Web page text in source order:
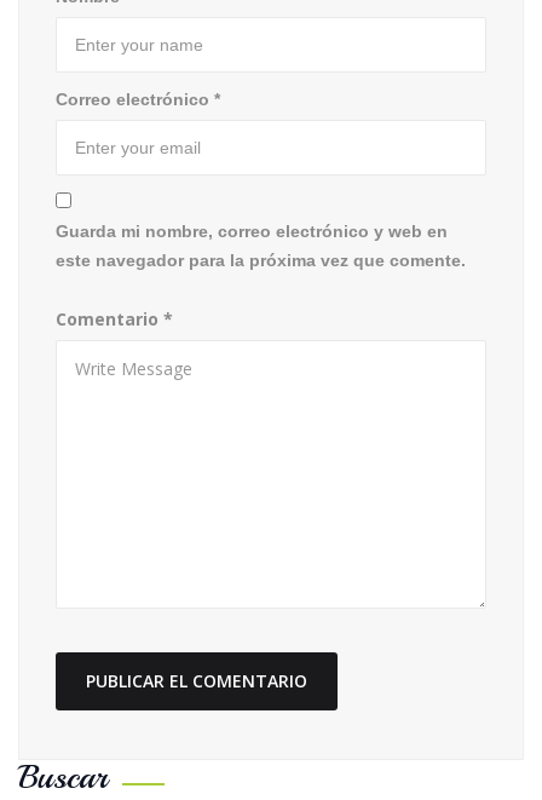
Correo electrónico *
Guarda mi nombre, correo electrónico y web en
este navegador para la próxima vez que comente.
Comentario *
Buscar